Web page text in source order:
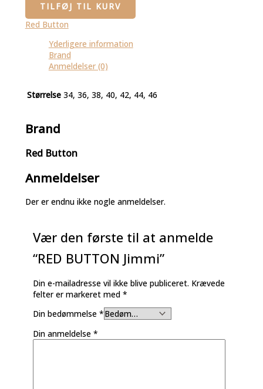
TILFØJ TIL KURV
Red Button
Yderligere information
Brand
Anmeldelser (0)
Størrelse 34, 36, 38, 40, 42, 44, 46
Brand
Red Button
Anmeldelser
Der er endnu ikke nogle anmeldelser.
Vær den første til at anmelde
“RED BUTTON Jimmi”
Din e-mailadresse vil ikke blive publiceret. Krævede
felter er markeret med*
Din bedømmelse*
Din anmeldelse*